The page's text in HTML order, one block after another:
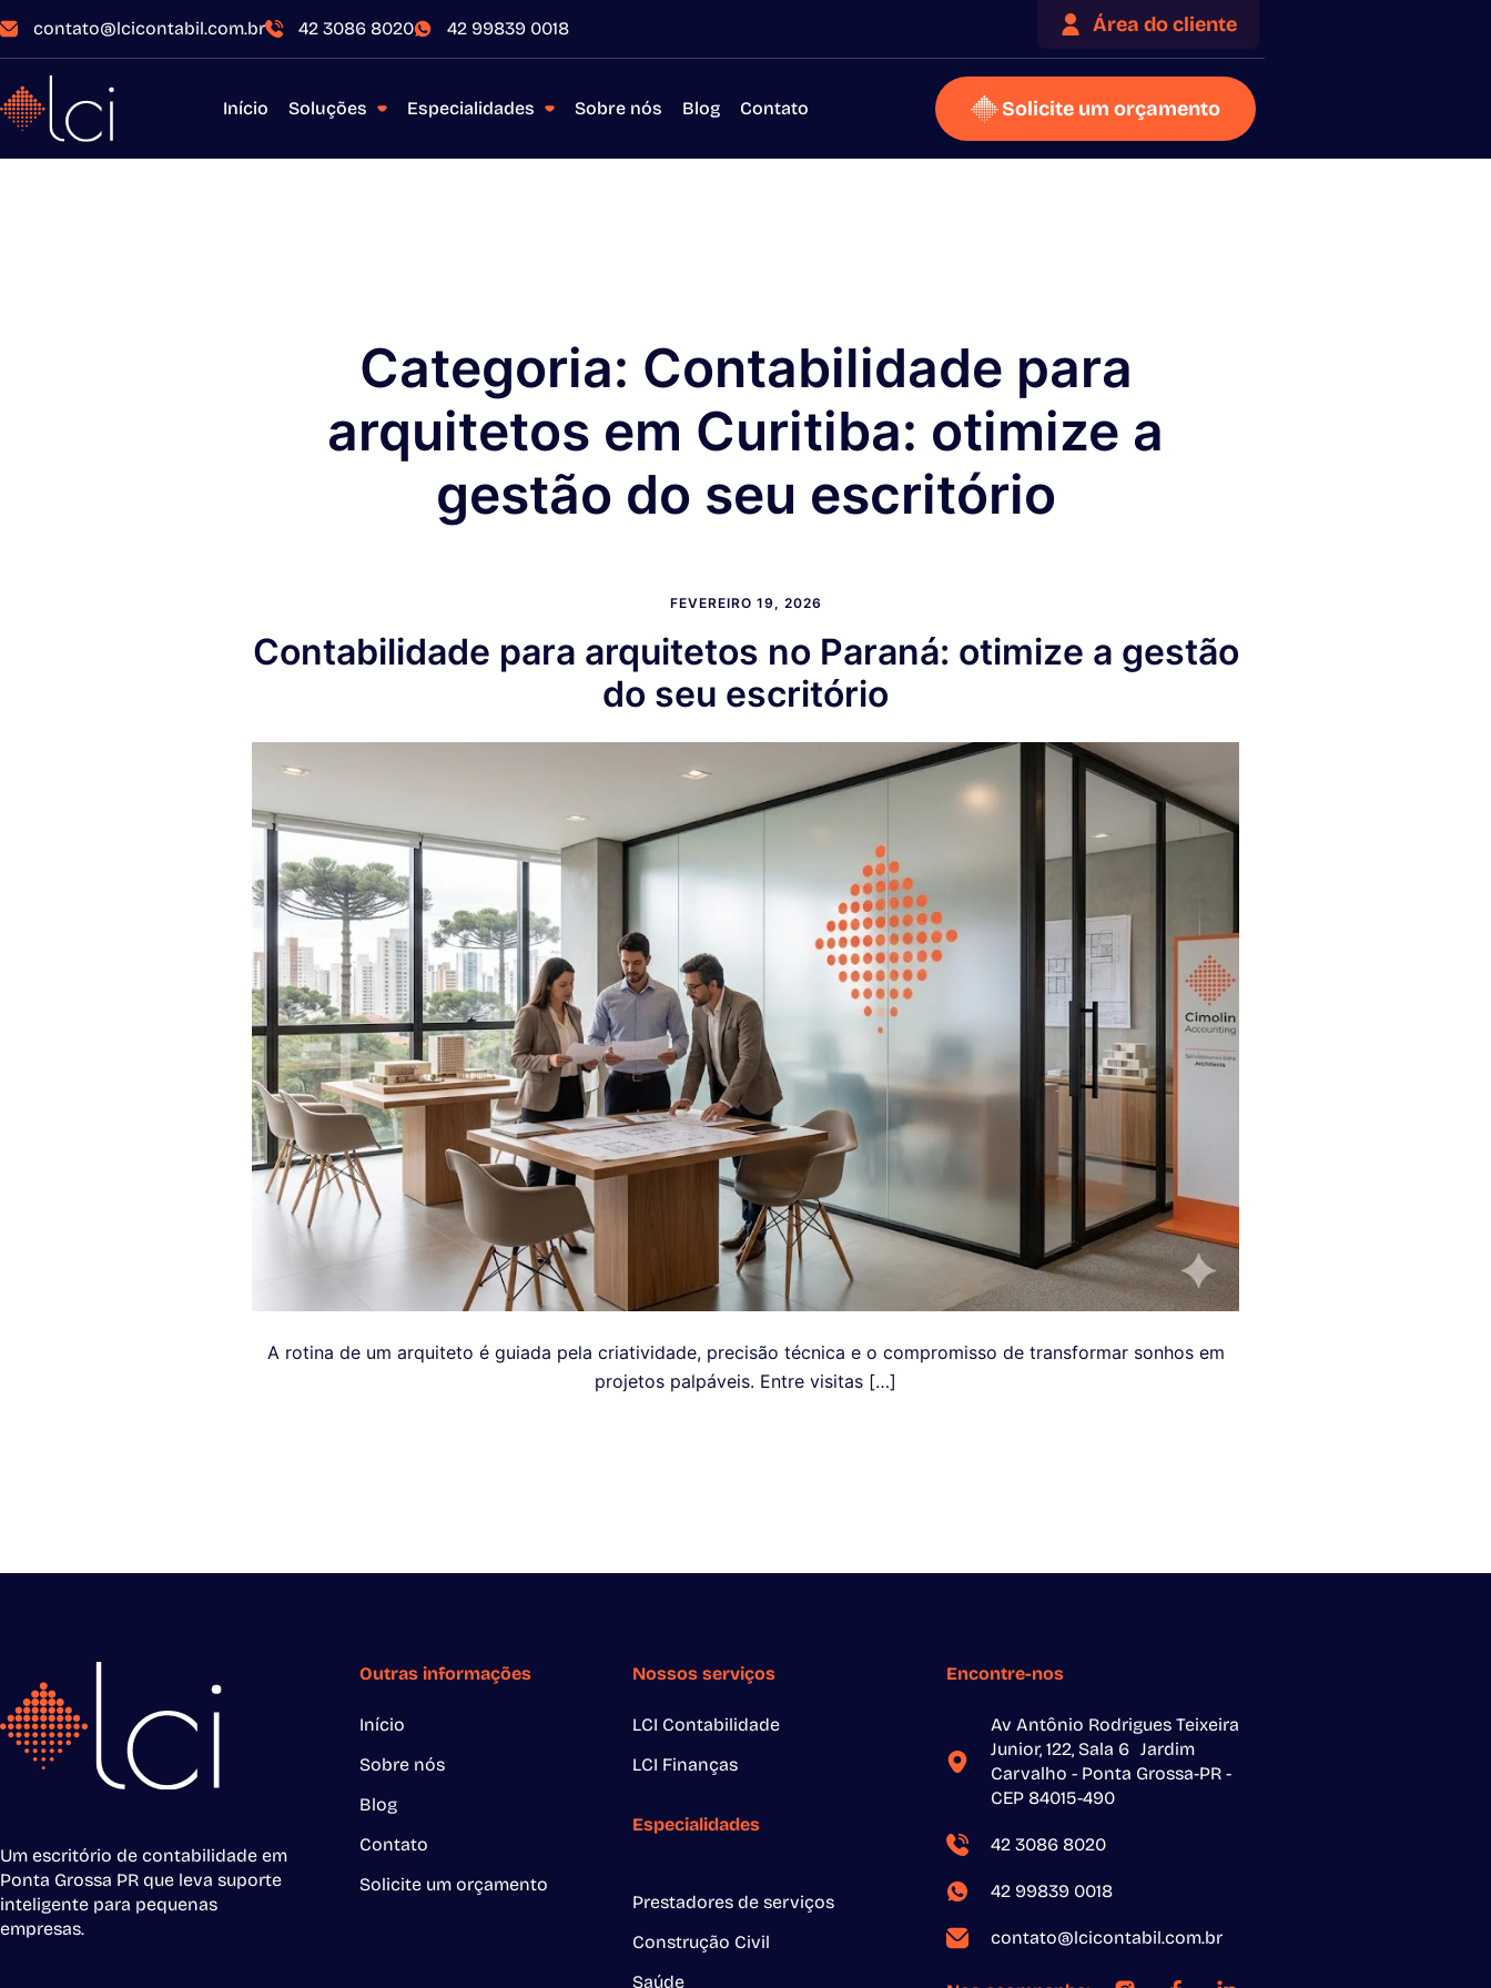
contato@lcicontabil.com.br 42 3086 8020 42 99839 0018 Área do cliente
Início Soluções Especialidades Sobre nós Blog Contato Solicite um orçamento
Categoria: Contabilidade para
arquitetos em Curitiba: otimize a
gestão do seu escritório
FEVEREIRO 19, 2026
Contabilidade para arquitetos no Paraná: otimize a gestão
do seu escritório
A rotina de um arquiteto é guiada pela criatividade, precisão técnica e o compromisso de transformar sonhos em
projetos palpáveis. Entre visitas […]
Um escritório de contabilidade em
Ponta Grossa PR que leva suporte
inteligente para pequenas
empresas.
Outras informações
Início
Sobre nós
Blog
Contato
Solicite um orçamento
Nossos serviços
LCI Contabilidade
LCI Finanças
Especialidades
Prestadores de serviços
Construção Civil
Saúde
Encontre-nos
Av Antônio Rodrigues Teixeira
Junior, 122, Sala 6 Jardim
Carvalho - Ponta Grossa-PR -
CEP 84015-490
42 3086 8020
42 99839 0018
contato@lcicontabil.com.br